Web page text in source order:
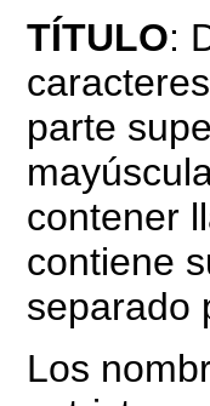
TÍTULO:
parte
contener
contiene
separado
Los